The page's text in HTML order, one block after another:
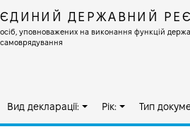
ЄДИНИЙ ДЕРЖАВНИЙ
осіб, уповноважених на виконання функцій
самоврядування
Вид декларації: Рік: Тип